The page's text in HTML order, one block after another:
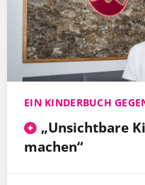
EIN KINDERBUCH
„Unsichtbare
machen“